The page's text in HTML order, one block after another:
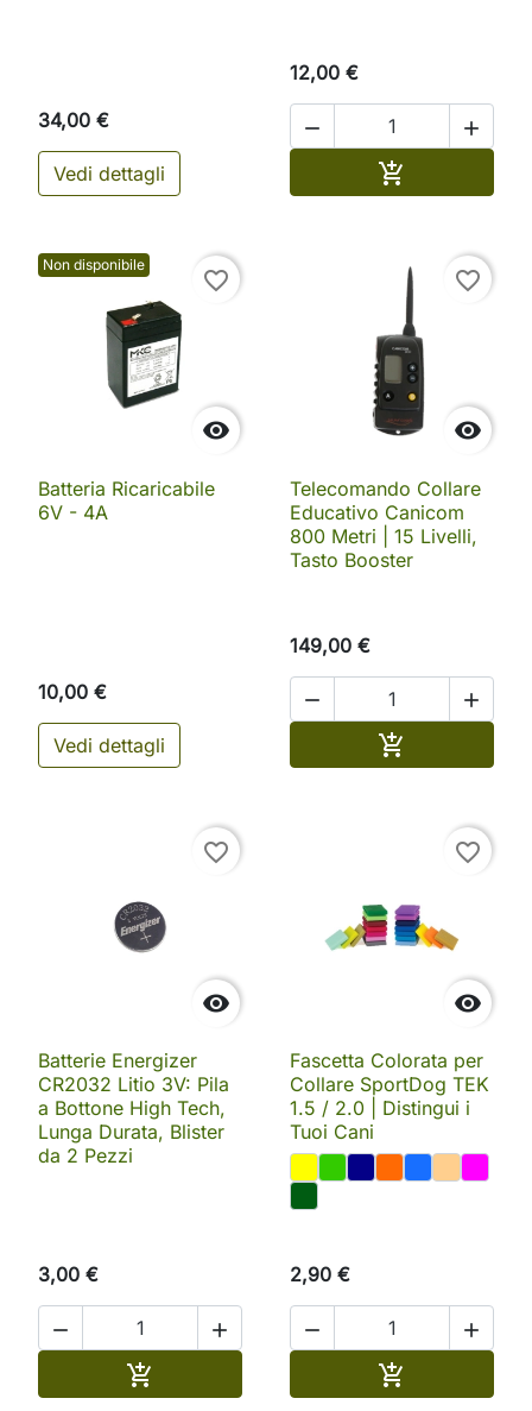
34,00 €
Vedi dettagli
12,00 €
 

Non disponibile

favorite_border
Batteria Ricaricabile
6V - 4A
10,00 €
Vedi dettagli

favorite_border
Telecomando Collare
Educativo Canicom
800 Metri | 15 Livelli,
Tasto Booster
149,00 €
 


favorite_border
Batterie Energizer
CR2032 Litio 3V: Pila
a Bottone High Tech,
Lunga Durata, Blister
da 2 Pezzi
3,00 €
 


favorite_border
Fascetta Colorata per
Collare SportDog TEK
1.5 / 2.0 | Distingui i
Tuoi Cani
2,90 €
 
